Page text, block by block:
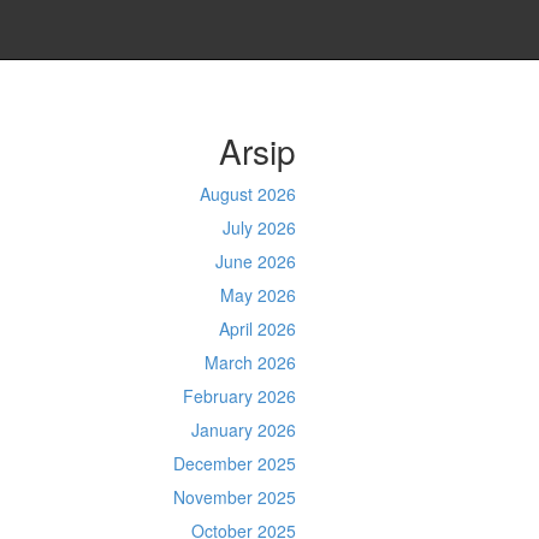
Arsip
August 2026
July 2026
June 2026
May 2026
April 2026
March 2026
February 2026
January 2026
December 2025
November 2025
October 2025